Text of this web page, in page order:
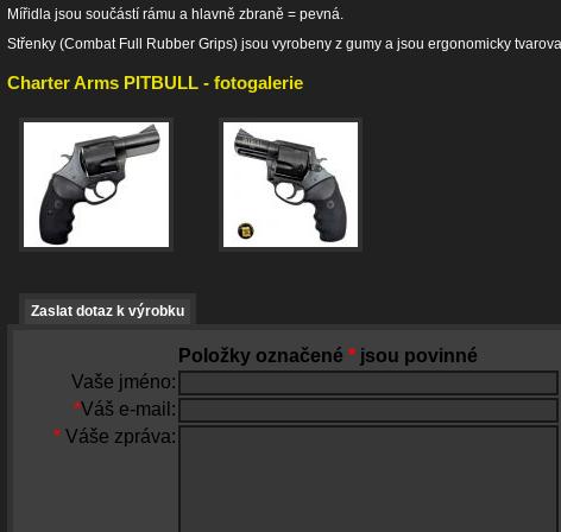
Mířidla jsou součástí rámu a hlavně zbraně = pevná.
Střenky (Combat Full Rubber Grips) jsou vyrobeny z gumy a jsou ergonomicky
Charter Arms PITBULL - fotogalerie
Zaslat dotaz k výrobku
Položky označené * jsou povinné
Vaše jméno:
*Váš e-mail:
* Váše zpráva: